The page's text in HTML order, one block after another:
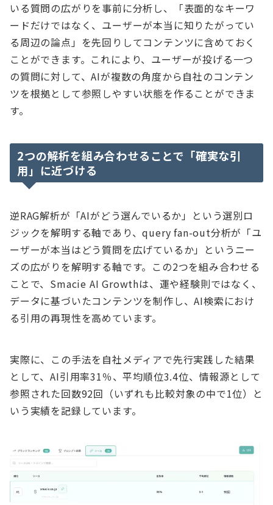
いる質問の広がりを事前に分析し、「表面的なキーワ
ードだけではなく、ユーザーが本当に知りたがってい
る周辺の論点」を先回りしてコンテンツに含めておく
ことができます。これにより、ユーザーが投げる一つ
の質問に対して、AIが複数の角度から自社のコンテン
ツを根拠として参照しやすい状態を作ることができま
す。
2つの解析を組み合わせることで「確実な引
用」に近づける
逆RAG解析が「AIがどう選んでいるか」という選別ロ
ジックを解明する軸であり、query fan-out分析が「ユ
ーザーが本当はどう質問を広げているか」というニー
ズの広がりを解明する軸です。この2つを組み合わせる
ことで、Smacie AI Growthは、運や経験則ではなく、
データに基づいたコンテンツを制作し、AI検索におけ
る引用の再現性を高めています。
実際に、この手法を自社メディアで先行実践した結果
として、AI引用率31％、平均順位3.4位、情報源として
参照された回数92回（いずれも比較対象の中で1位）と
いう実績を記録しています。